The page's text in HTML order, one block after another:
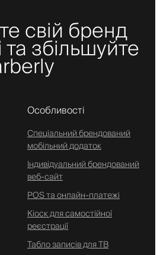
свій бренд
збільшуйте
Особливості
Спеціальний брендований
мобільний додаток
Індивідуальний брендований
веб-сайт
POS та онлайн-платежі
Кіоск для самостійної
реєстрації
Табло записів для ТВ